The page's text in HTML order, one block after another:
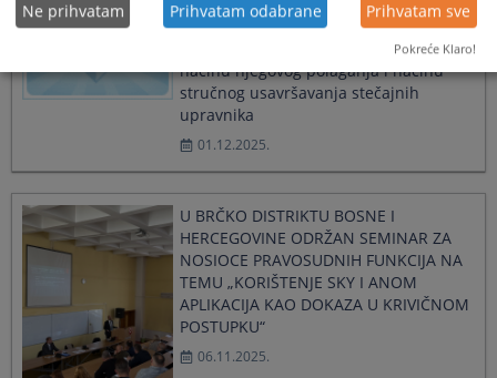
postupku izrade Pravilnika o programu
stručnog ispita za stečajnog upravnika,
načinu njegovog polaganja i načinu
stručnog usavršavanja stečajnih
upravnika
01.12.2025.
U BRČKO DISTRIKTU BOSNE I
HERCEGOVINE ODRŽAN SEMINAR ZA
NOSIOCE PRAVOSUDNIH FUNKCIJA NA
TEMU „KORIŠTENJE SKY I ANOM
APLIKACIJA KAO DOKAZA U KRIVIČNOM
POSTUPKU“
06.11.2025.
Ne prihvatam Prihvatam odabrane Prihvatam sve
Pokreće Klaro!